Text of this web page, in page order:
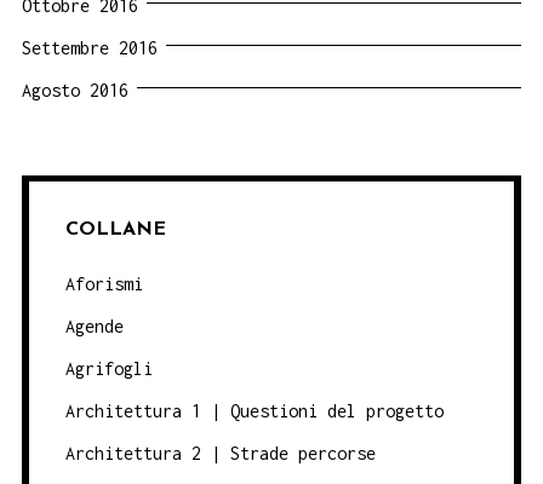
Ottobre 2016
Settembre 2016
Agosto 2016
COLLANE
Aforismi
Agende
Agrifogli
Architettura 1 | Questioni del progetto
Architettura 2 | Strade percorse